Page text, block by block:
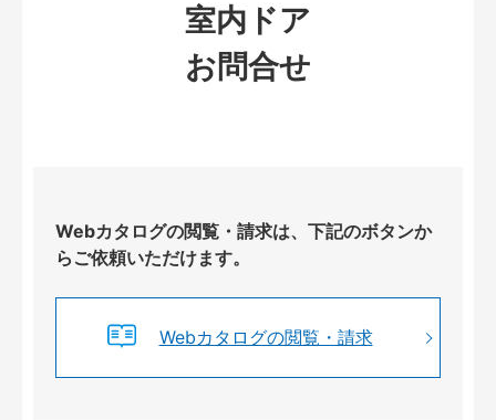
室内ドア
お問合せ
Webカタログの閲覧・請求は、下記のボタンか
らご依頼いただけます。
Webカタログの閲覧・請求